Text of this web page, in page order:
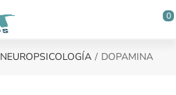
0
NEUROPSICOLOGÍA DOPAMINA